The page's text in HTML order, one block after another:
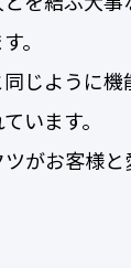
。
じように
います。
がお客様